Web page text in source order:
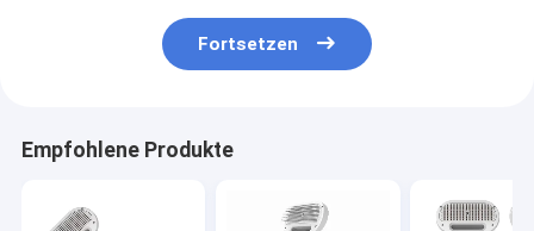
Fortsetzen
Empfohlene Produkte